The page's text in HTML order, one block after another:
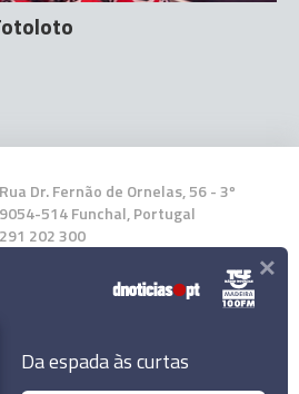
Rua Dr. Fernão de Ornelas, 56 - 3º
9054-514 Funchal, Portugal
291 202 300
a nossa App
Da espada às curtas
×